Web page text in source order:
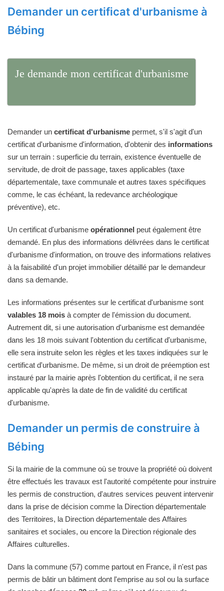
Demander un certificat d'urbanisme à
Bébing
Je demande mon certificat d'urbanisme
Demander un certificat d'urbanisme permet, s'il s'agit d'un
certificat d'urbanisme d'information, d'obtenir des informations
sur un terrain : superficie du terrain, existence éventuelle de
servitude, de droit de passage, taxes applicables (taxe
départementale, taxe communale et autres taxes spécifiques
comme, le cas échéant, la redevance archéologique
préventive), etc.
Un certificat d'urbanisme opérationnel peut également être
demandé. En plus des informations délivrées dans le certificat
d'urbanisme d'information, on trouve des informations relatives
à la faisabilité d'un projet immobilier détaillé par le demandeur
dans sa demande.
Les informations présentes sur le certificat d'urbanisme sont
valables 18 mois à compter de l'émission du document.
Autrement dit, si une autorisation d'urbanisme est demandée
dans les 18 mois suivant l'obtention du certificat d'urbanisme,
elle sera instruite selon les règles et les taxes indiquées sur le
certificat d'urbanisme. De même, si un droit de préemption est
instauré par la mairie après l'obtention du certificat, il ne sera
applicable qu'après la date de fin de validité du certificat
d'urbanisme.
Demander un permis de construire à
Bébing
Si la mairie de la commune où se trouve la propriété où doivent
être effectués les travaux est l'autorité compétente pour instruire
les permis de construction, d'autres services peuvent intervenir
dans la prise de décision comme la Direction départementale
des Territoires, la Direction départementale des Affaires
sanitaires et sociales, ou encore la Direction régionale des
Affaires culturelles.
Dans la commune (57) comme partout en France, il n'est pas
permis de bâtir un bâtiment dont l'emprise au sol ou la surface